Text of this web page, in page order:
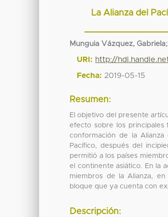
La Alianza del
Munguia Vázquez, Gabriela;
URI: http://
Fecha: 2019-05-15
Resumen:
El objetivo del presente
efecto sobre los principales
conformación de la
Pacífico, después del
permitió a los países
el continente asiático. En la
miembros de la Alianza,
bloque que ya cuenta con
Descripción: